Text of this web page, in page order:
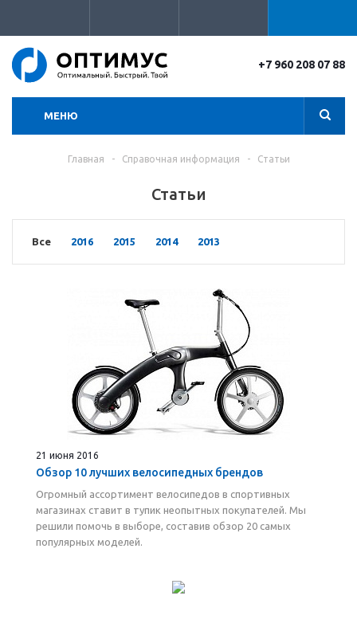
+7 960 208 07 88
МЕНЮ
Главная - Справочная информация - Статьи
Статьи
Все 2016 2015 2014 2013
21 июня 2016
Обзор 10 лучших велосипедных брендов
Огромный ассортимент велосипедов в спортивных
магазинах ставит в тупик неопытных покупателей. Мы
решили помочь в выборе, составив обзор 20 самых
популярных моделей.